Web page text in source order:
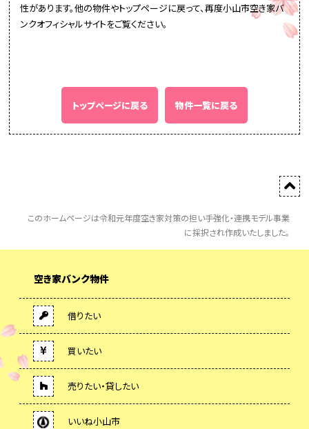
性があります。他の物件やトップページに戻って、再度小山市空き家バ
ンクオフィシャルサイトをご覧ください。
トップページに戻る 物件一覧に戻る
このホームページは令和元年度空き家対策の担い手強化・連携モデル事業
に採択され作成いたしました。
空き家バンク物件
借りたい
買いたい
売りたい・貸したい
いいね小山市